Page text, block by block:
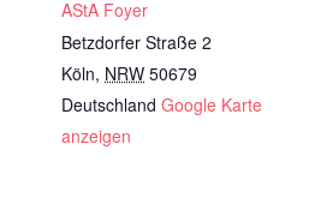
AStA Foyer
Betzdorfer Straße 2
Köln, NRW 50679
Deutschland Google Karte
anzeigen